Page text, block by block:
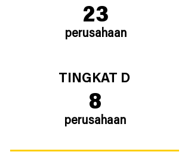
23
perusahaan
8
perusahaan
TINGKAT D